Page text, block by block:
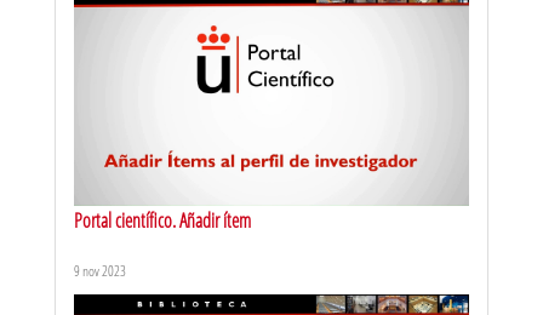
Portal científico. Añadir ítem
9 nov 2023